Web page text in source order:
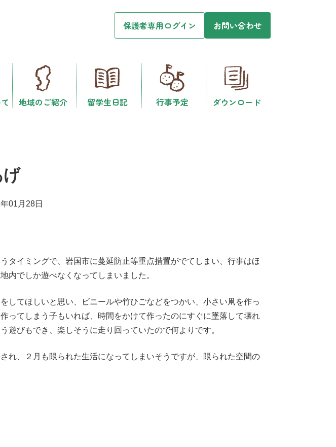
保護者専用ログイン お問い合わせ
地域のご紹介 留学生日記 行事予定 ダウンロード
げ
01月28日
タイミングで、岩国市に蔓延防止等重点措置がでてしまい、行事はほ
内でしか遊べなくなってしまいました。
してほしいと思い、ビニールや竹ひごなどをつかい、小さい凧を作っ
ってしまう子もいれば、時間をかけて作ったのにすぐに墜落して壊れ
遊びもでき、楽しそうに走り回っていたので何よりです。
れ、２月も限られた生活になってしまいそうですが、限られた空間の